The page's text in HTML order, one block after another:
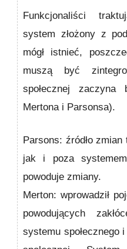
Funkcjonaliści
system złożony z
mógł istnieć,
muszą być
społecznej
Mertona i Parsonsa).
Parsons: źródło
jak i poza
powoduje zmiany.
Merton: wprowadził
powodujących
systemu społecznego